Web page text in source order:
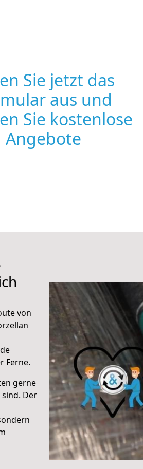
Sie jetzt das
aus und
Sie kostenlose
Angebote
von
Ferne.
gerne
Der